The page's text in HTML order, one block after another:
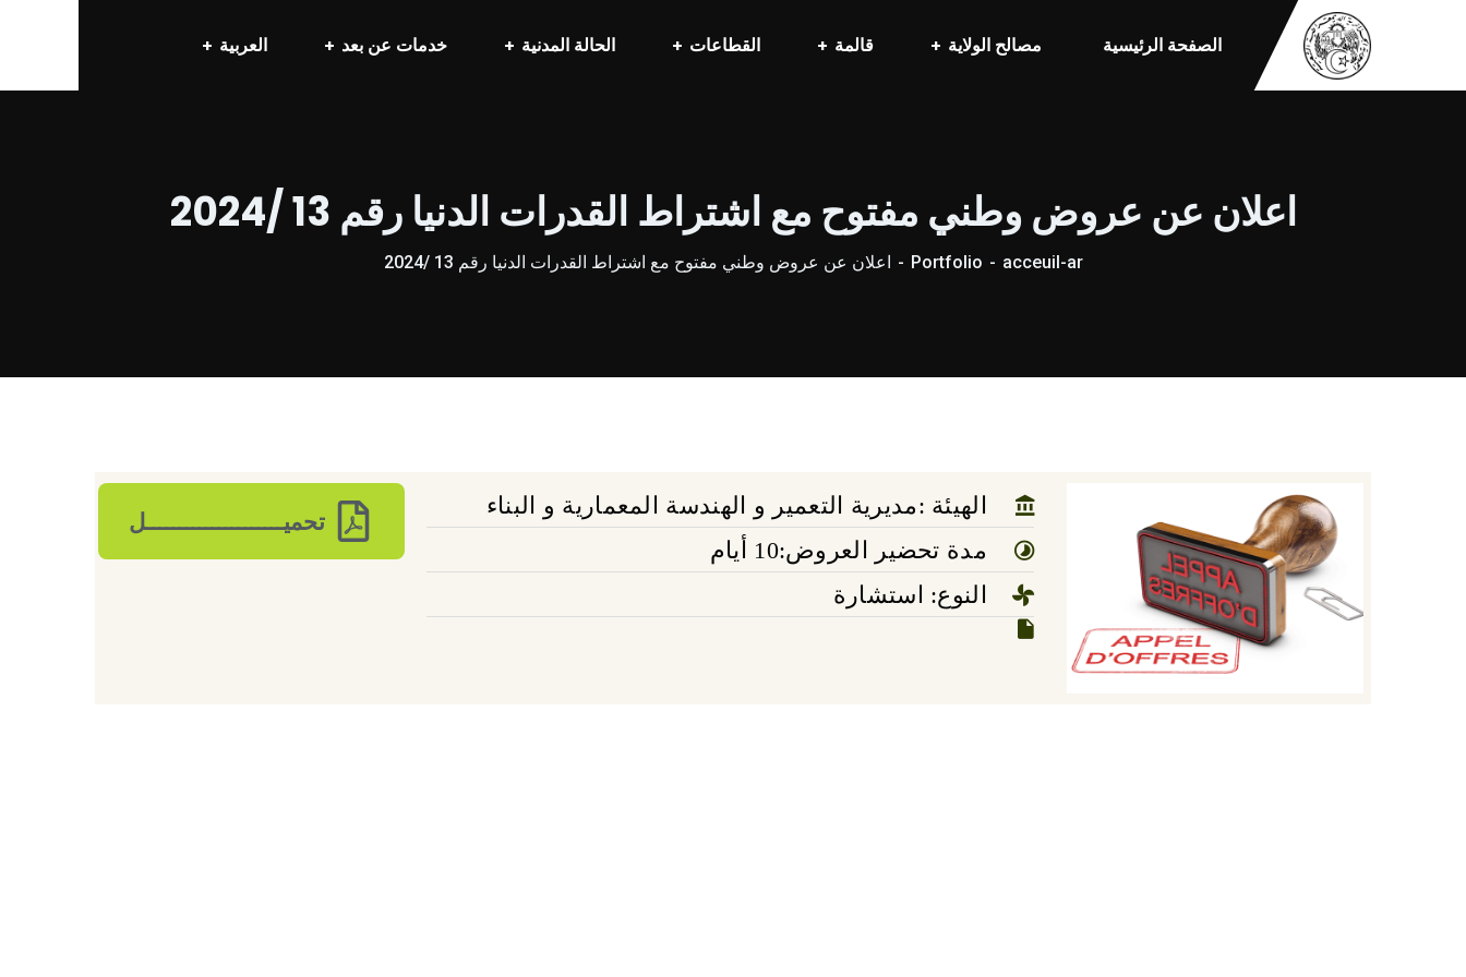
الصفحة الرئيسية مصالح الولاية قالمة القطاعات الحالة المدنية خدمات عن بعد العربية
اعلان عن عروض وطني مفتوح مع اشتراط القدرات الدنيا رقم 13 /2024
acceuil-ar
Portfolio اعلان عن عروض وطني مفتوح مع اشتراط القدرات الدنيا رقم 13 /2024
الهيئة :مديرية التعمير و الهندسة المعمارية و البناء
مدة تحضير العروض:10 أيام
النوع: استشارة
تحميـــــــــــــــــــــل